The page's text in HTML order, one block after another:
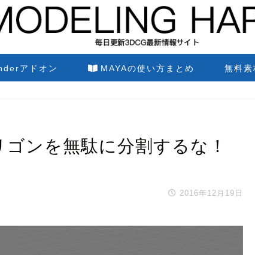
アドオン MAYAの使い方まとめ 無料素
ンを無駄に分割するな！
2016年12月19日